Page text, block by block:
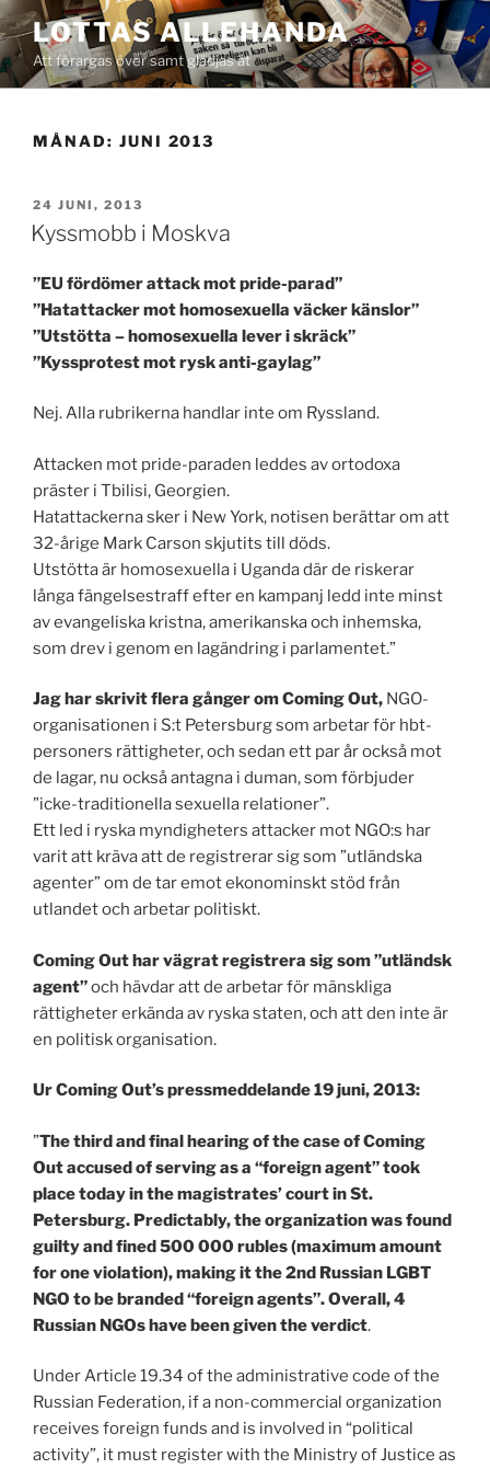
Hoppa
till
innehåll
LOTTAS ALLEHANDA
Att förargas över samt glädjas åt
MÅNAD: JUNI 2013
PUBLICERAT
24 JUNI, 2013
Kyssmobb i Moskva
”EU fördömer attack mot pride-parad”
”Hatattacker mot homosexuella väcker känslor”
”Utstötta – homosexuella lever i skräck”
”Kyssprotest mot rysk anti-gaylag”
Nej. Alla rubrikerna handlar inte om Ryssland.
Attacken mot pride-paraden leddes av ortodoxa
präster i Tbilisi, Georgien.
Hatattackerna sker i New York, notisen berättar om att
32-årige Mark Carson skjutits till döds.
Utstötta är homosexuella i Uganda där de riskerar
långa fängelsestraff efter en kampanj ledd inte minst
av evangeliska kristna, amerikanska och inhemska,
som drev i genom en lagändring i parlamentet.”
Jag har skrivit flera gånger om Coming Out, NGO-
organisationen i S:t Petersburg som arbetar för hbt-
personers rättigheter, och sedan ett par år också mot
de lagar, nu också antagna i duman, som förbjuder
”icke-traditionella sexuella relationer”.
Ett led i ryska myndigheters attacker mot NGO:s har
varit att kräva att de registrerar sig som ”utländska
agenter” om de tar emot ekonominskt stöd från
utlandet och arbetar politiskt.
Coming Out har vägrat registrera sig som ”utländsk
agent”och hävdar att de arbetar för mänskliga
rättigheter erkända av ryska staten, och att den inte är
en politisk organisation.
Ur Coming Out’s pressmeddelande 19 juni, 2013:
”The third and final hearing of the case of Coming
Out accused of serving as a “foreign agent” took
place today in the magistrates’ court in St.
Petersburg. Predictably, the organization was found
guilty and fined 500 000 rubles (maximum amount
for one violation), making it the 2nd Russian LGBT
NGO to be branded “foreign agents”. Overall, 4
Russian NGOs have been given the verdict.
Under Article 19.34 of the administrative code of the
Russian Federation, if a non-commercial organization
receives foreign funds and is involved in “political
activity”, it must register with the Ministry of Justice as